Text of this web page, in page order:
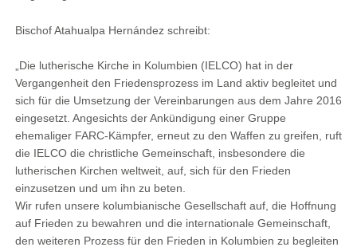
Bischof Atahualpa Hernández schreibt:
„Die lutherische Kirche in Kolumbien (IELCO) hat in der
Vergangenheit den Friedensprozess im Land aktiv begleitet und
sich für die Umsetzung der Vereinbarungen aus dem Jahre 2016
eingesetzt. Angesichts der Ankündigung einer Gruppe
ehemaliger FARC-Kämpfer, erneut zu den Waffen zu greifen, ruft
die IELCO die christliche Gemeinschaft, insbesondere die
lutherischen Kirchen weltweit, auf, sich für den Frieden
einzusetzen und um ihn zu beten.
Wir rufen unsere kolumbianische Gesellschaft auf, die Hoffnung
auf Frieden zu bewahren und die internationale Gemeinschaft,
den weiteren Prozess für den Frieden in Kolumbien zu begleiten